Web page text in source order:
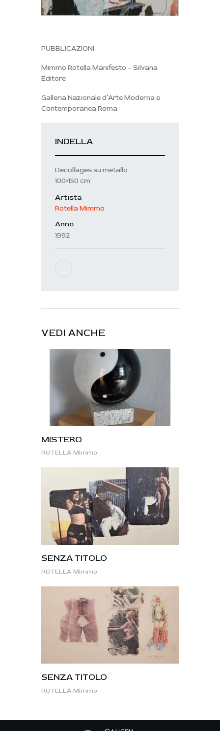
PUBBLICAZIONI
Mimmo Rotella Manifesto – Silvana
Editore
Galleria Nazionale d’Arte Moderna e
Contemporanea Roma
INDELLA
Decollages su metallo
100×150 cm
Artista
Rotella Mimmo
Anno
1992
VEDI ANCHE
MISTERO
ROTELLA Mimmo
SENZA TITOLO
ROTELLA Mimmo
SENZA TITOLO
ROTELLA Mimmo